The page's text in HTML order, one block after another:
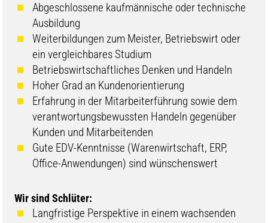
Abgeschlossene kaufmännische oder technische
Ausbildung
Weiterbildungen zum Meister, Betriebswirt oder
ein vergleichbares Studium
Betriebswirtschaftliches Denken und Handeln
Hoher Grad an Kundenorientierung
Erfahrung in der Mitarbeiterführung sowie dem
verantwortungsbewussten Handeln gegenüber
Kunden und Mitarbeitenden
Gute EDV-Kenntnisse (Warenwirtschaft, ERP,
Office-Anwendungen) sind wünschenswert
Wir sind Schlüter:
Langfristige Perspektive in einem wachsenden